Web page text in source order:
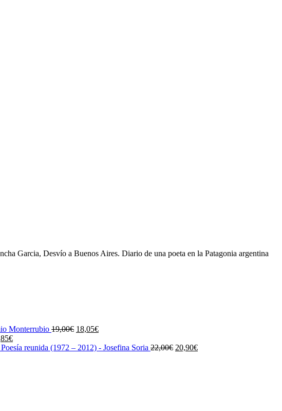
Garcia, Desvío a Buenos Aires. Diario de una poeta en la Patagonia argentina
Monterrubio 19,00€ El
original
18,05€El
actual
€El
precioreunida (1972 – 2012) - Josefina Soria 22,00€ El
20,90€El